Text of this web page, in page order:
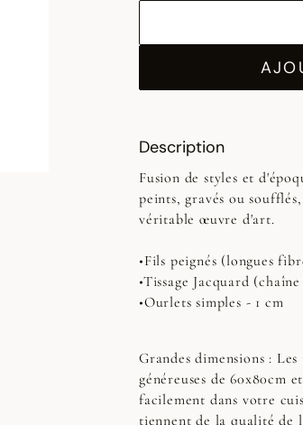
Description
Fusion de styles et
peints, gravés ou
véritable œuvre d'art.
•Fils peignés (longues
•Tissage Jacquard
•Ourlets simples - 1 cm
Grandes dimensions :
généreuses de 60x80cm
facilement dans votre
tiennent de la qualité de